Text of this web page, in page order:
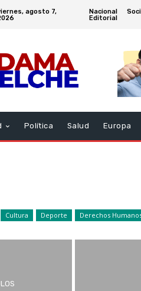
agosto 7,
Nacional
Editorial
Política Salud Europa
Cultura Deporte Derechos